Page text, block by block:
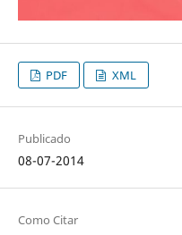
PDF XML
Publicado
08-07-2014
Como Citar